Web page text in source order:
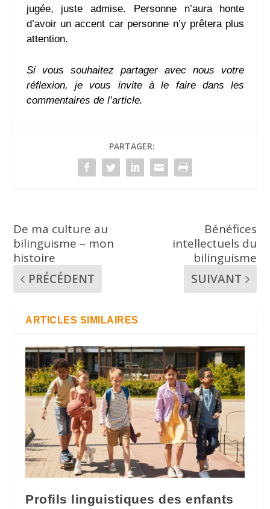
jugée, juste admise. Personne n’aura honte
d’avoir un accent car personne n’y prêtera plus
attention.
Si vous souhaitez partager avec nous votre
réflexion, je vous invite à le faire dans les
commentaires de l’article.
PARTAGER:
De ma culture au
bilinguisme – mon
histoire
PRÉCÉDENT
Bénéfices
intellectuels du
bilinguisme
SUIVANT
ARTICLES SIMILAIRES
Profils linguistiques des enfants